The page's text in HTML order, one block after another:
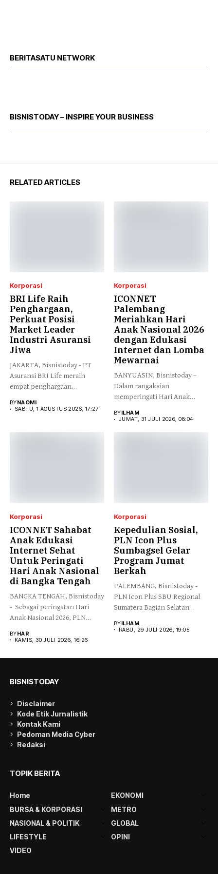
BERITASATU NETWORK
BISNISTODAY – INSPIRE YOUR BUSINESS
RELATED ARTICLES
Korporasi
BRI Life Raih
Penghargaan,
Perkuat Posisi
Market Leader
Industri Asuransi
Jiwa
JAKARTA, Bisnistoday - PT
Asuransi BRI Life meraih
empat penghargaan
BYNAOMI
SABTU, 1 AGUSTUS 2026, 17:27
Korporasi
ICONNET
Palembang
Meriahkan Hari
Anak Nasional 2026
dengan Edukasi
Internet dan Lomba
Mewarnai
BANYUASIN, Bisnistoday –
Dalam rangakaian
memperingati Hari Anak
Palembang...
BYILHAM
JUMAT, 31 JULI 2026, 08:04
Korporasi
ICONNET Sahabat
Anak Edukasi
Internet Sehat
Untuk Peringati
Hari Anak Nasional
di Bangka Tengah
BANGKA TENGAH, Bisnistoday
- Sebagai peringatan Hari
Anak Nasional 2026, PLN
BYHAR
KAMIS, 30 JULI 2026, 16:26
Korporasi
Kepedulian Sosial,
PLN Icon Plus
Sumbagsel Gelar
Program Jumat
Berkah
PALEMBANG, Bisnistoday -
PLN Icon Plus SBU Regional
Sumatera Bagian Selatan
BYILHAM
RABU, 29 JULI 2026, 19:05
BISNISTODAY
Disclaimer
Kode Etik Jurnalistik
Kontak Kami
Pedoman Media Cyber
Redaksi
TOPIK BERITA
Home
EKONOMI
BURSA & KORPORASI
METRO
NASIONAL & POLITIK
GLOBAL
LIFESTYLE
OPINI
VIDEO